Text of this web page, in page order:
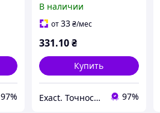
97%
металлический,
серебристый) Buromax
В наличии
от33₴/мес
331.10₴
Купить
Exact. Точность в работе. Свобода в творчестве. 97%